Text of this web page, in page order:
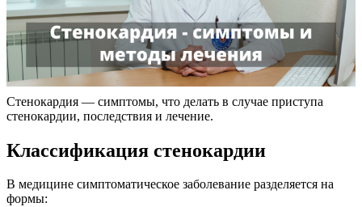
Стенокардия — симптомы, что делать в случае приступа
стенокардии, последствия и лечение.
Классификация стенокардии
В медицине симптоматическое заболевание разделяется на
формы: